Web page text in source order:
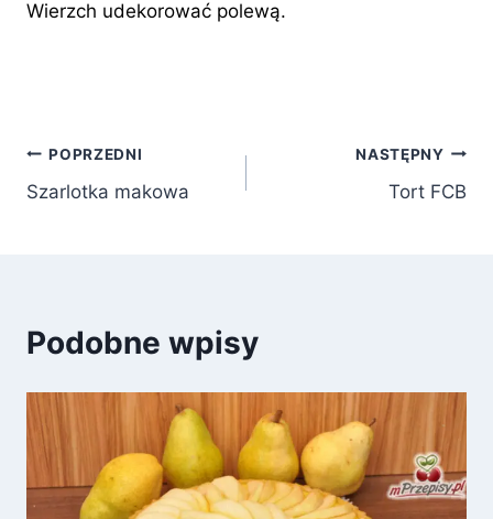
Wierzch udekorować polewą.
Nawigacja
wpisu
POPRZEDNI
Szarlotka makowa
NASTĘPNY
Tort FCB
Podobne wpisy